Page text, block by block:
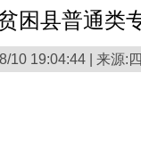
困县普通类
10 19:04:44 | 来源: